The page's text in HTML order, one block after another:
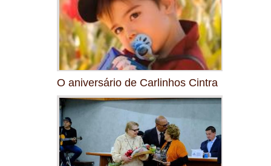
O aniversário de Carlinhos Cintra